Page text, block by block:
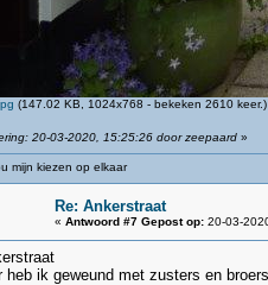
(147.02 KB, 1024x768 - bekeken 2610 keer.)
20-03-2020, 15:25:26 door zeepaard »
mijn kiezen op elkaar
Re: Ankerstraat
« Antwoord #7 Gepost op: 20-03-
heb ik geweund met zusters en broers